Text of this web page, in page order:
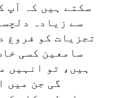
سکتے ہیں کہ آپ
سے زیادہ
تجزیات کو فروغ
سامعین کسی
ہیں، تو انہیں
گی جن میں